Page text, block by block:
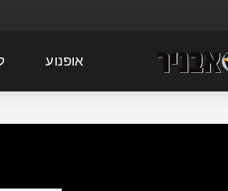
אופנוע